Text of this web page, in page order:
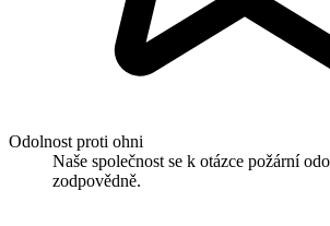
Odolnost proti ohni
Naše společnost se k otázce požární
zodpovědně.